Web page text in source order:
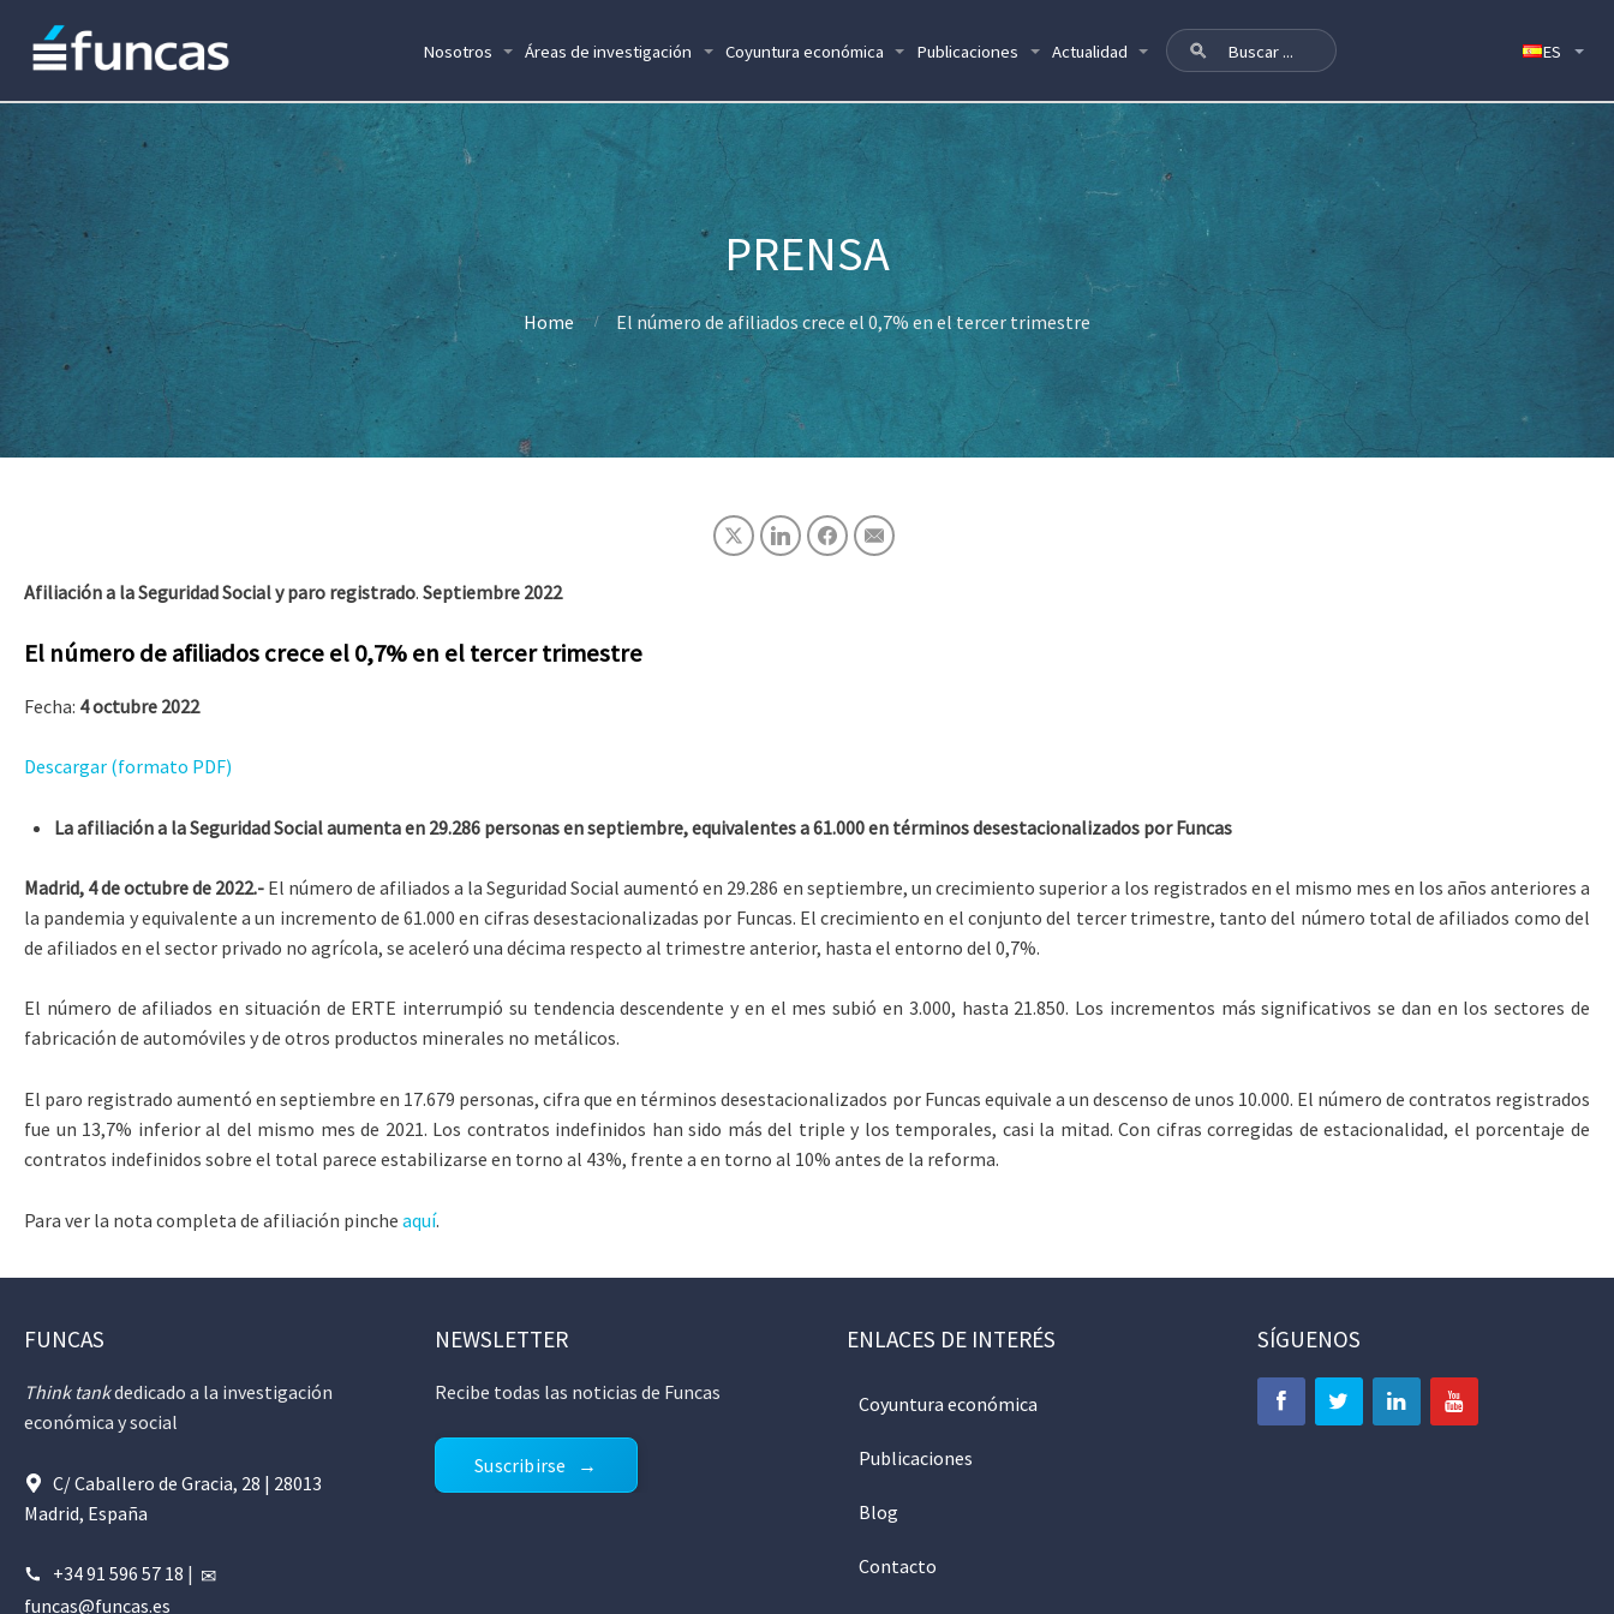
Nosotros Áreas de investigación Coyuntura económica Publicaciones Actualidad
Home El número de afiliados crece el 0,7% en el tercer trimestre
Afiliación a la Seguridad Social y paro registrado. Septiembre 2022
El número de afiliados crece el 0,7% en el tercer trimestre
Fecha: 4 octubre 2022
Descargar (formato PDF)
La afiliación a la Seguridad Social aumenta en 29.286 personas en septiembre, equivalentes a 61.000 en términos desestacionalizados por Funcas
Madrid, 4 de octubre de 2022.- El número de afiliados a la Seguridad Social aumentó en 29.286 en septiembre, un crecimiento superior a los registrados en el mismo mes en los años anteriores a
la pandemia y equivalente a un incremento de 61.000 en cifras desestacionalizadas por Funcas. El crecimiento en el conjunto del tercer trimestre, tanto del número total de afiliados como del
de afiliados en el sector privado no agrícola, se aceleró una décima respecto al trimestre anterior, hasta el entorno del 0,7%.
El número de afiliados en situación de ERTE interrumpió su tendencia descendente y en el mes subió en 3.000, hasta 21.850. Los incrementos más significativos se dan en los sectores de
fabricación de automóviles y de otros productos minerales no metálicos.
El paro registrado aumentó en septiembre en 17.679 personas, cifra que en términos desestacionalizados por Funcas equivale a un descenso de unos 10.000. El número de contratos registrados
fue un 13,7% inferior al del mismo mes de 2021. Los contratos indefinidos han sido más del triple y los temporales, casi la mitad. Con cifras corregidas de estacionalidad, el porcentaje de
contratos indefinidos sobre el total parece estabilizarse en torno al 43%, frente a en torno al 10% antes de la reforma.
Para ver la nota completa de afiliación pinche aquí.
FUNCAS
Think tankdedicado a la investigación
económica y social
C/ Caballero de Gracia, 28 | 28013
Madrid, España
+34 91 596 57 18 |
funcas@funcas.es
NEWSLETTER
Recibe todas las noticias de Funcas
Suscribirse
ENLACES DE INTERÉS
Coyuntura económica
Publicaciones
Blog
Contacto
SÍGUENOS